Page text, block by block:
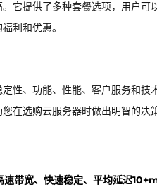
它提供了多种套餐选项，用户
利和优惠。
性、功能、性能、客户服务和
在选购云服务器时做出明智的决策
带宽、快速稳定、平均延迟